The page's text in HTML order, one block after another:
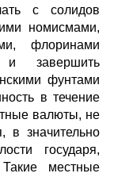
с солидов
номисмами,
флоринами
и завершить
фунтами
в течение
валюты, не
в значительно
государя,
местные